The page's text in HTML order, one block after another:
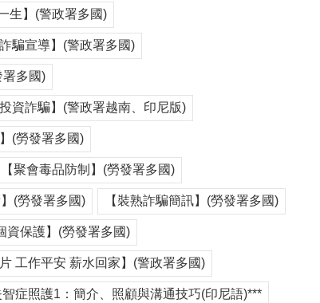
生】(警政署多國)
騙宣導】(警政署多國)
署多國)
投資詐騙】(警政署越南、印尼版)
(勞發署多國)
【聚會毒品防制】(勞發署多國)
(勞發署多國) 【裝熟詐騙簡訊】(勞發署多國)
資保護】(勞發署多國)
工作平安 薪水回家】(警政署多國)
智症照護1：簡介、照顧與溝通技巧(印尼語)***